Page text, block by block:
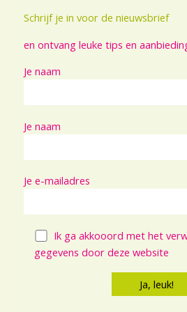
Schrijf je in voor de nieuwsbrief
en ontvang leuke tips en
Je naam
Je naam
Je e-mailadres
Ik ga akkooord met het
gegevens door deze website